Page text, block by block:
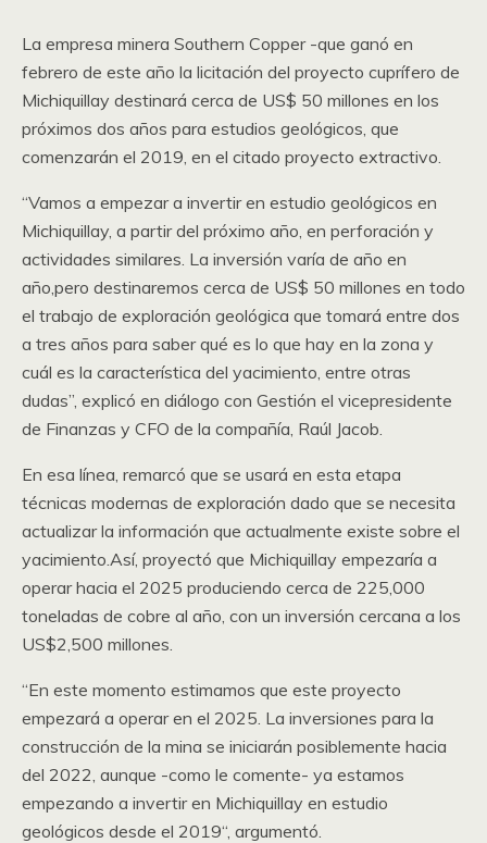
La empresa minera Southern Copper -que ganó en
febrero de este año la licitación del proyecto cuprífero de
Michiquillay destinará cerca de US$ 50 millones en los
próximos dos años para estudios geológicos, que
comenzarán el 2019, en el citado proyecto extractivo.
“Vamos a empezar a invertir en estudio geológicos en
Michiquillay, a partir del próximo año, en perforación y
actividades similares. La inversión varía de año en
año,pero destinaremos cerca de US$ 50 millones en todo
el trabajo de exploración geológica que tomará entre dos
a tres años para saber qué es lo que hay en la zona y
cuál es la característica del yacimiento, entre otras
dudas”, explicó en diálogo con Gestión el vicepresidente
de Finanzas y CFO de la compañía, Raúl Jacob.
En esa línea, remarcó que se usará en esta etapa
técnicas modernas de exploración dado que se necesita
actualizar la información que actualmente existe sobre el
yacimiento.Así, proyectó que Michiquillay empezaría a
operar hacia el 2025 produciendo cerca de 225,000
toneladas de cobre al año, con un inversión cercana a los
US$2,500 millones.
“En este momento estimamos que este proyecto
empezará a operar en el 2025. La inversiones para la
construcción de la mina se iniciarán posiblemente hacia
del 2022, aunque -como le comente- ya estamos
empezando a invertir en Michiquillay en estudio
geológicos desde el 2019“, argumentó.